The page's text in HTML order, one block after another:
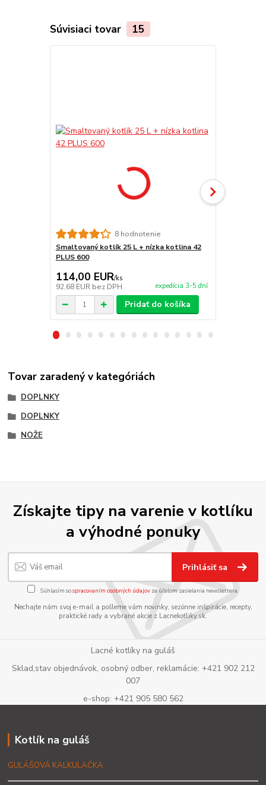
Súvisiaci tovar 15
8 hodnotenie
Smaltovaný kotlík 25 L + nízka kotlina 42
PLUS 600
114,00 EUR/ks
92,68 EUR bez DPH expedícia 3-5 dní
Pridať do košíka
Tovar zaradený v kategóriách
DOPLNKY
DOPLNKY
NOŽE
Získajte tipy na varenie v kotlíku
a výhodné ponuky
Prihlásiť sa
Súhlasím sospracovaním osobných údajov za účelom zasielania newslettera.
Nechajte nám svoj e-mail a pošleme vám novinky, sezónne inšpirácie, recepty,
praktické rady a vybrané akcie z Lacnekotliky.sk.
Lacné kotlíky na guláš
Sklad,stav objednávok, osobný odber, reklamácie: +421 902 212
007
e-shop: +421 905 580 562
Kotlík na guláš
GULÁŠOVÁ KALKULAČKA